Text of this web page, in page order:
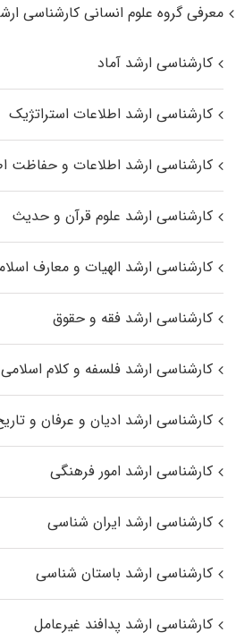
معرفی گروه علوم انسانی کارشناسی
کارشناسی ارشد آماد
کارشناسی ارشد اطلاعات استراتژیک
کارشناسی ارشد اطلاعات و حفاظت
کارشناسی ارشد علوم قرآن و حدیث
کارشناسی ارشد الهیات و معارف
کارشناسی ارشد فقه و حقوق
کارشناسی ارشد فلسفه و کلام اسلامی
کارشناسی ارشد ادیان و عرفان و
کارشناسی ارشد امور فرهنگی
کارشناسی ارشد ایران شناسی
کارشناسی ارشد باستان شناسی
کارشناسی ارشد پدافند غیرعامل